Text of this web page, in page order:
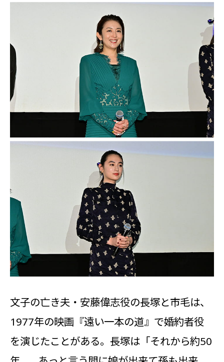
文子の亡き夫・安藤偉志役の長塚と市毛は、
1977年の映画『遠い一本の道』で婚約者役
を演じたことがある。長塚は「それから約50